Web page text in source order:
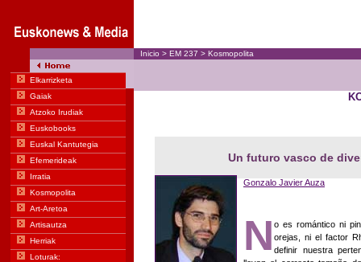
Un futuro vasco de
Gonzalo Javier Auza
N o es romántico ni
orejas, ni el factor
definir nuestra
Inicio > EM 237 > Kosmopolita